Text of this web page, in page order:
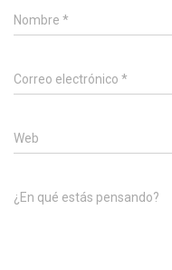
Nombre *
Correo electrónico *
Web
¿En qué estás pensando?